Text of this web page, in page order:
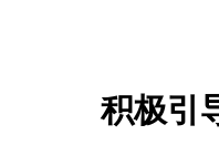
积极引